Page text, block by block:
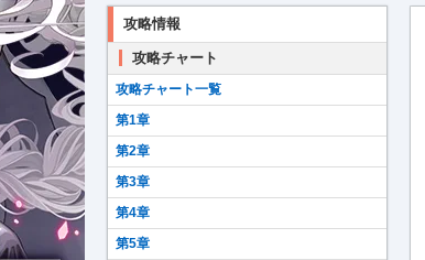
攻略情報
攻略チャート
攻略チャート一覧
第1章
第2章
第3章
第4章
第5章